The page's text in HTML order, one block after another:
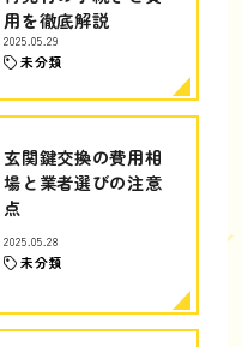
用を徹底解説
2025.05.29
未分類
玄関鍵交換の費用相
場と業者選びの注意
点
2025.05.28
未分類